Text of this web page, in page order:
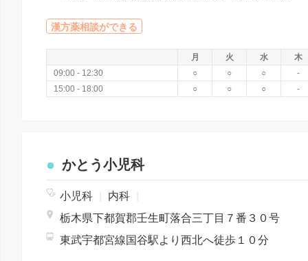
漢方薬相談ができる
月 火 水
木
09:00 - 12:30
○ ○ ○
-
15:00 - 18:00
○ ○ ○ -
かとう小児科
小児科 内科
栃木県下都賀郡壬生町落合三丁目７番３０号
東武宇都宮線国谷駅より西北へ徒歩１０分